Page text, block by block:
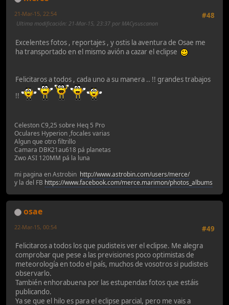
#48
21-Mar-15, 22:54
Ultima modificación: 21-Mar-15, 23:37 por MACysuscanon
Excelentes fotos , reportajes , y ostis la aventura de Osae me
ha transportado en el mismo avión a cazar el eclipse
Felicitaros a todos , cada uno a su manera .. !! grandes trabajos
!!
Celeston C9,25 sobre Heq 5 Pro
Oculares Hyperion ,focales varias
Algun que otro filtrillo
Camara DBK21au618 pá planetas
Zwo ASI 120MM pá la luna
mi pagina en Astrobin http://www.astrobin.com/users/merce/
y la del FB https://www.facebook.com/merce.marimon/photos_albums
osae
#49
22-Mar-15, 00:54
Felicitaros a todos los que pudisteis ver el eclipse. Me alegra
comprobar que pese a las previsiones poco optimistas de
meteorología en todo el país, muchos de vosotros si pudisteis
observarlo.
También enhorabuena por las estupendas fotos que estáis
publicando.
Ya se que el hilo es para el eclipse parcial, pero me vais a